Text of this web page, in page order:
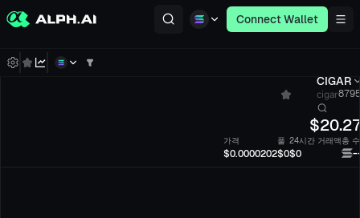
Connect Wallet
CIGAR
cigar
$
가격
$0.0000202
풀
$0
24시간 거래액
$0
총